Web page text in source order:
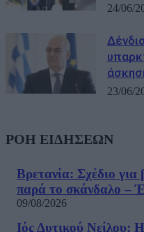
24/06/
23/06/
ΡΟΗ ΕΙΔΗΣΕΩΝ
Βρετανία: Σχέδιο για
παρά το σκάνδαλο –
09/08/2026
Ιός Δυτικού Νείλου: